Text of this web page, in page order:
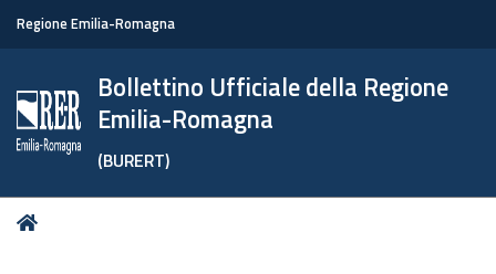
Regione Emilia-Romagna
Bollettino Ufficiale della Regione
Emilia-Romagna
(BURERT)
Tu